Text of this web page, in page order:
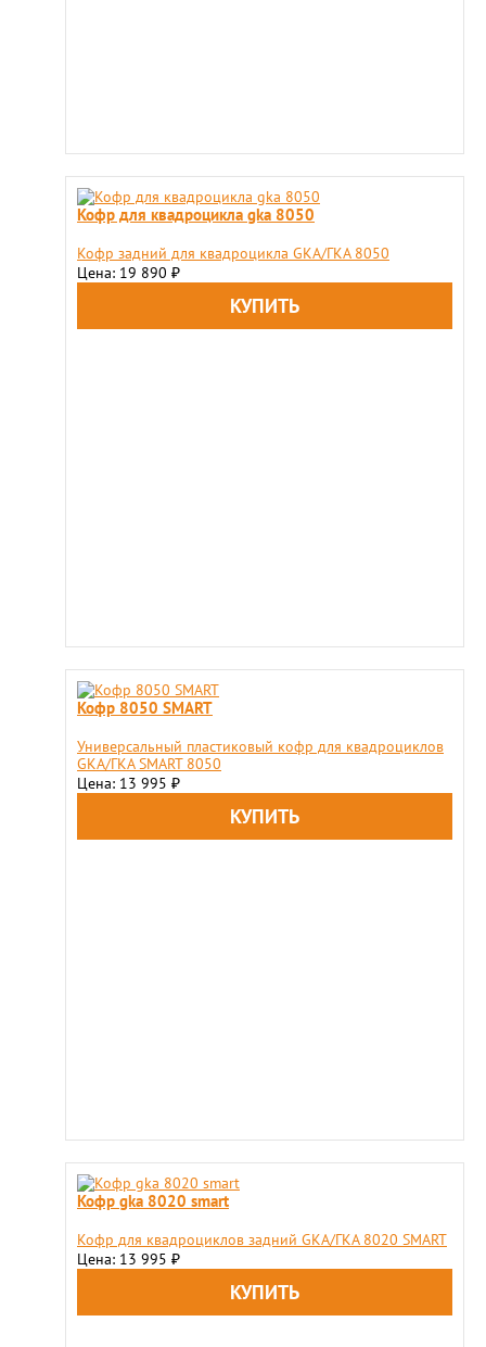
Кофр для квадроцикла gka 8050
Кофр задний для квадроцикла GKA/ГКА 8050
Цена: 19 890 ₽
Кофр 8050 SMART
Универсальный пластиковый кофр для квадроциклов
GKA/ГКА SMART 8050
Цена: 13 995 ₽
Кофр gka 8020 smart
Кофр для квадроциклов задний GKA/ГКА 8020 SMART
Цена: 13 995 ₽